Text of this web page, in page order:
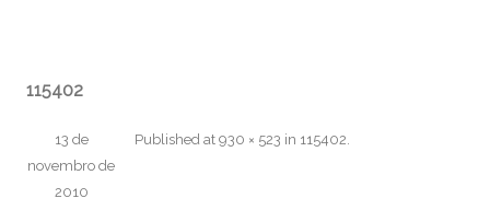
115402
Published
13 de
novembro de
2010
at 930 × 523 in 115402